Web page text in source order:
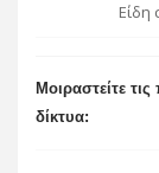
Είδη
Μοιραστείτε
δίκτυα: